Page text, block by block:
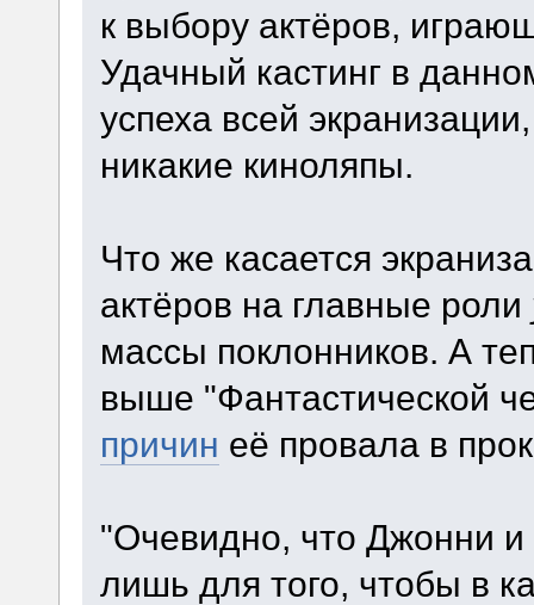
к выбору актёров,
Удачный кастинг в
успеха всей
никакие киноляпы.
Что же касается
актёров на главные роли
массы поклонников. А
выше "Фантастической
причин её провала в
"Очевидно, что Джонни и
лишь для того, чтобы в